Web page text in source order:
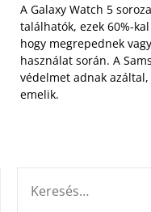
A Galaxy Watch 5
találhatók, ezek 60%-
hogy megrepednek
használat során. A
védelmet adnak
emelik.